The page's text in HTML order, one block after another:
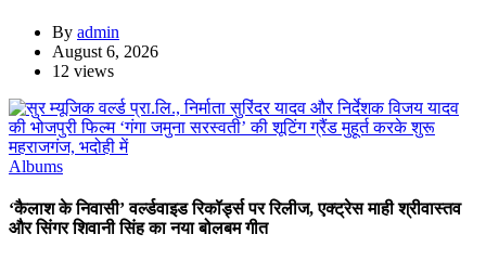
By admin
August 6, 2026
12 views
Albums
‘कैलाश के निवासी’ वर्ल्डवाइड रिकॉर्ड्स पर रिलीज, एक्ट्रेस माही श्रीवास्तव
और सिंगर शिवानी सिंह का नया बोलबम गीत